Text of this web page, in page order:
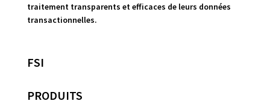
traitement transparents et efficaces de leurs données
transactionnelles.
FSI
PRODUITS